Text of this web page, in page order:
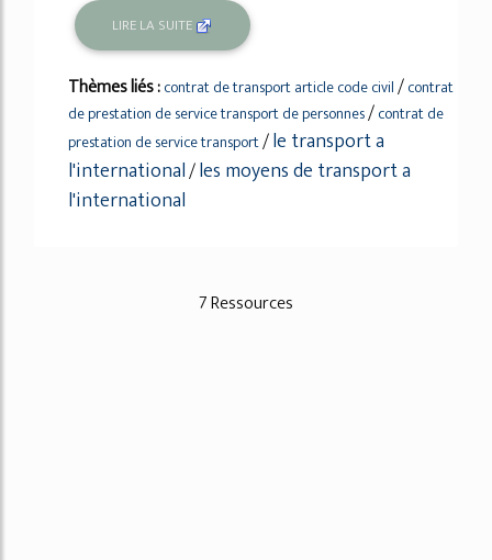
LIRE LA SUITE
Thèmes liés :contrat de transport article code civil/contrat
de prestation de service transport de personnes/contrat de
prestation de service transport/le transport a
l'international/les moyens de transport a
l'international
7 Ressources